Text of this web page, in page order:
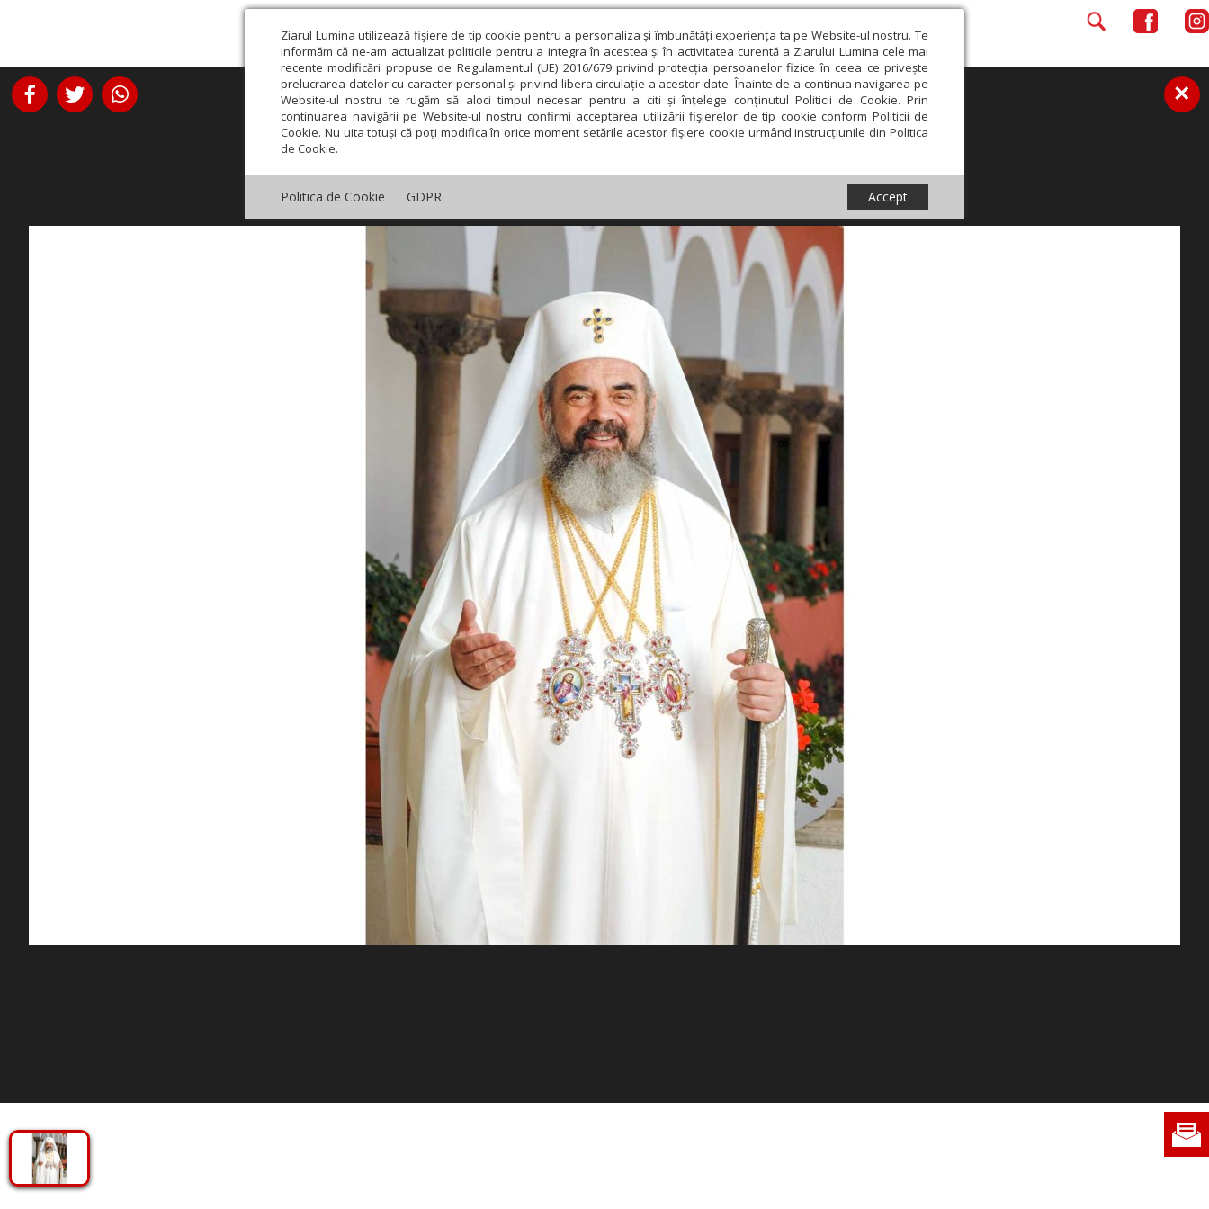
Ziarul Lumina utilizează fişiere de tip cookie pentru a personaliza și îmbunătăți experiența ta pe Website-ul nostru. Te
informăm că ne-am actualizat politicile pentru a integra în acestea și în activitatea curentă a Ziarului Lumina cele mai
recente modificări propuse de Regulamentul (UE) 2016/679 privind protecția persoanelor fizice în ceea ce privește
prelucrarea datelor cu caracter personal și privind libera circulație a acestor date. Înainte de a continua navigarea pe
Website-ul nostru te rugăm să aloci timpul necesar pentru a citi și înțelege conținutul Politicii de Cookie. Prin
continuarea navigării pe Website-ul nostru confirmi acceptarea utilizării fişierelor de tip cookie conform Politicii de
Cookie. Nu uita totuși că poți modifica în orice moment setările acestor fişiere cookie urmând instrucțiunile din Politica
de Cookie.
Politica de Cookie GDPR Accept
×